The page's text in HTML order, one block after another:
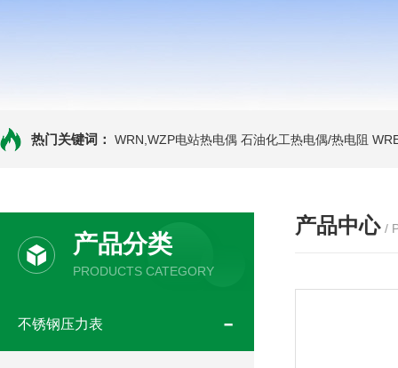
热门关键词： WRN,WZP电站热电偶 石油化工热电偶/热电阻
产品分类
PRODUCTS CATEGORY
不锈钢压力表
产品中心 /